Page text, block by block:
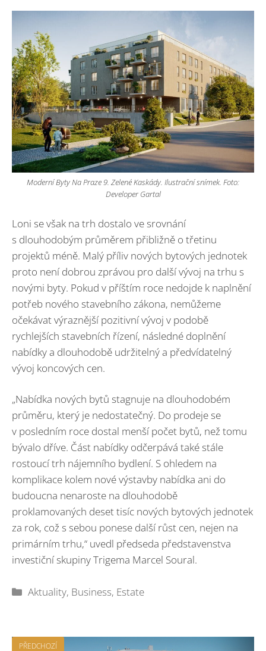
Moderní Byty Na Praze 9. Zelené Kaskády. Ilustrační snímek. Foto:
Developer Gartal
Loni se však na trh dostalo ve srovnání
s dlouhodobým průměrem přibližně o třetinu
projektů méně. Malý příliv nových bytových jednotek
proto není dobrou zprávou pro další vývoj na trhu s
novými byty. Pokud v příštím roce nedojde k naplnění
potřeb nového stavebního zákona, nemůžeme
očekávat výraznější pozitivní vývoj v podobě
rychlejších stavebních řízení, následné doplnění
nabídky a dlouhodobě udržitelný a předvídatelný
vývoj koncových cen.
„Nabídka nových bytů stagnuje na dlouhodobém
průměru, který je nedostatečný. Do prodeje se
v posledním roce dostal menší počet bytů, než tomu
bývalo dříve. Část nabídky odčerpává také stále
rostoucí trh nájemního bydlení. S ohledem na
komplikace kolem nové výstavby nabídka ani do
budoucna nenaroste na dlouhodobě
proklamovaných deset tisíc nových bytových jednotek
za rok, což s sebou ponese další růst cen, nejen na
primárním trhu,“ uvedl předseda představenstva
investiční skupiny Trigema Marcel Soural.
Rubriky
Aktuality, Business, Estate
PŘEDCHOZÍ